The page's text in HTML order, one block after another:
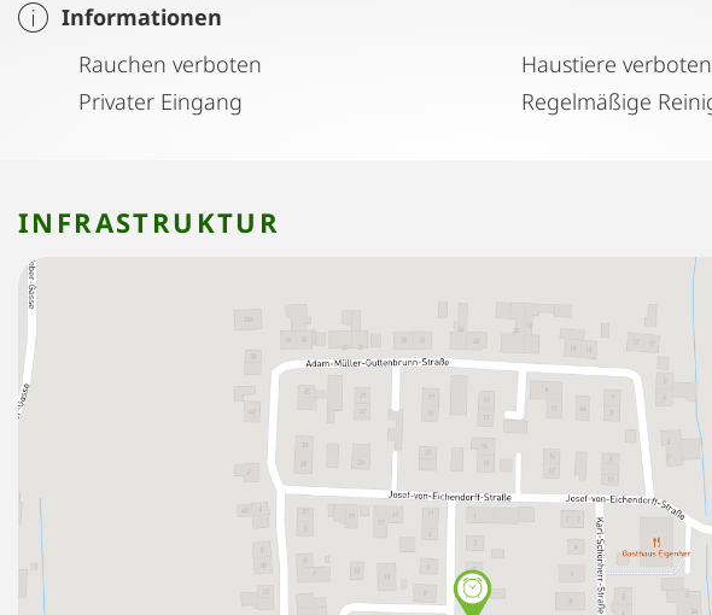
Informationen
Rauchen verboten
Privater Eingang
Haustiere verboten
INFRASTRUKTUR